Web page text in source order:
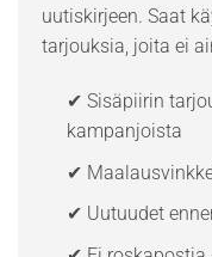
uutiskirjeen. Saat
tarjouksia, joita ei
✔ Sisäpiirin
kampanjoista
✔
✔ Uutuudet